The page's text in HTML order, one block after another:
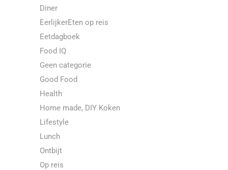
Diner
EerlijkerEten op reis
Eetdagboek
Food IQ
Geen categorie
Good Food
Health
Home made, DIY Koken
Lifestyle
Lunch
Ontbijt
Op reis